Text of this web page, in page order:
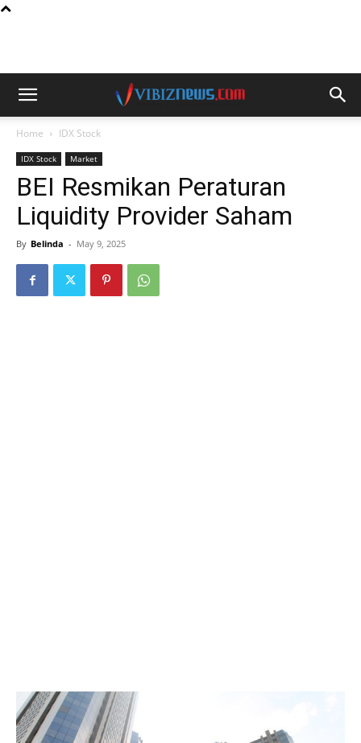
Home IDX Stock
IDX Stock Market
BEI Resmikan Peraturan
Liquidity Provider Saham
By Belinda - May 9, 2025